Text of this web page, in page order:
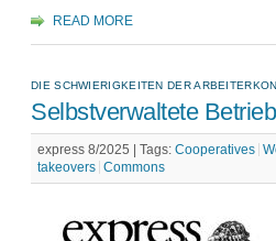
READ MORE
DIE SCHWIERIGKEITEN DER
Selbstverwaltete
express 8/2025 | Tags: Cooperatives
takeovers Commons